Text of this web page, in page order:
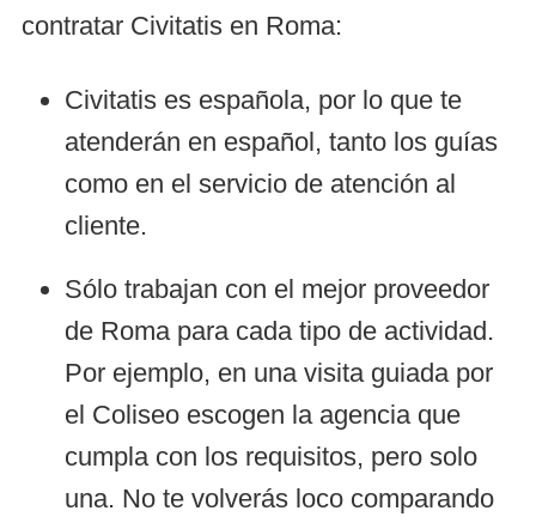
contratar Civitatis en Roma:
Civitatis es española, por lo que te
atenderán en español, tanto los guías
como en el servicio de atención al
cliente.
Sólo trabajan con el mejor proveedor
de Roma para cada tipo de actividad.
Por ejemplo, en una visita guiada por
el Coliseo escogen la agencia que
cumpla con los requisitos, pero solo
una. No te volverás loco comparando